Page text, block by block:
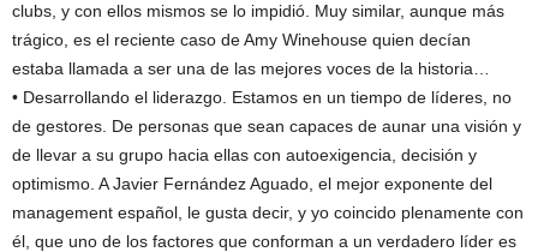
clubs, y con ellos mismos se lo impidió. Muy similar, aunque más
trágico, es el reciente caso de Amy Winehouse quien decían
estaba llamada a ser una de las mejores voces de la historia…
• Desarrollando el liderazgo. Estamos en un tiempo de líderes, no
de gestores. De personas que sean capaces de aunar una visión y
de llevar a su grupo hacia ellas con autoexigencia, decisión y
optimismo. A Javier Fernández Aguado, el mejor exponente del
management español, le gusta decir, y yo coincido plenamente con
él, que uno de los factores que conforman a un verdadero líder es